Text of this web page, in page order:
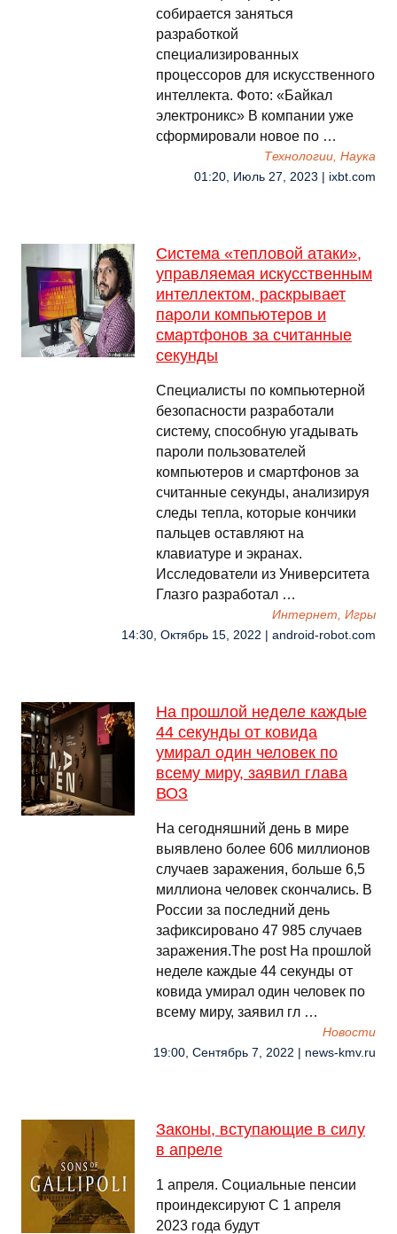
собирается заняться
разработкой
специализированных
процессоров для искусственного
интеллекта. Фото: «Байкал
электроникс» В компании уже
сформировали новое по …
Технологии, Наука
01:20, Июль 27, 2023 | ixbt.com
Система «тепловой атаки»,
управляемая искусственным
интеллектом, раскрывает
пароли компьютеров и
смартфонов за считанные
секунды
Специалисты по компьютерной
безопасности разработали
систему, способную угадывать
пароли пользователей
компьютеров и смартфонов за
считанные секунды, анализируя
следы тепла, которые кончики
пальцев оставляют на
клавиатуре и экранах.
Исследователи из Университета
Глазго разработал …
Интернет, Игры
14:30, Октябрь 15, 2022 | android-robot.com
На прошлой неделе каждые
44 секунды от ковида
умирал один человек по
всему миру, заявил глава
ВОЗ
На сегодняшний день в мире
выявлено более 606 миллионов
случаев заражения, больше 6,5
миллиона человек скончались. В
России за последний день
зафиксировано 47 985 случаев
заражения.The post На прошлой
неделе каждые 44 секунды от
ковида умирал один человек по
всему миру, заявил гл …
Новости
19:00, Сентябрь 7, 2022 | news-kmv.ru
Законы, вступающие в силу
в апреле
1 апреля. Социальные пенсии
проиндексируют С 1 апреля
2023 года будут